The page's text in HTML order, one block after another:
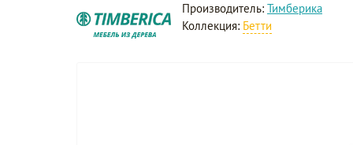
Производитель: Тимберика
Коллекция: Бетти